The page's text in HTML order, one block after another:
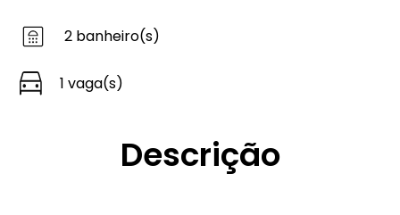
2 banheiro(s)
1 vaga(s)
Descrição